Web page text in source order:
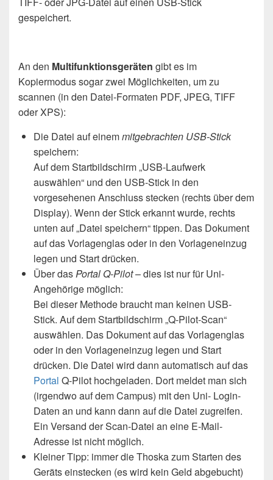
gespeichert.
An den Multifunktionsgeräten gibt es im
Kopiermodus sogar zwei Möglichkeiten, um zu
scannen (in den Datei-Formaten PDF, JPEG, TIFF
oder XPS):
Die Datei auf einemmitgebrachten USB-Stick
speichern:
Auf dem Startbildschirm „USB-Laufwerk
auswählen“ und den USB-Stick in den
vorgesehenen Anschluss stecken (rechts über dem
Display). Wenn der Stick erkannt wurde, rechts
unten auf „Datei speichern“ tippen. Das Dokument
auf das Vorlagenglas oder in den Vorlageneinzug
legen und Start drücken.
Über dasPortal Q-Pilot– dies ist nur für Uni-
Angehörige möglich:
Bei dieser Methode braucht man keinen USB-
Stick. Auf dem Startbildschirm „Q-Pilot-Scan“
auswählen. Das Dokument auf das Vorlagenglas
oder in den Vorlageneinzug legen und Start
drücken. Die Datei wird dann automatisch auf das
Portal Q-Pilot hochgeladen. Dort meldet man sich
(irgendwo auf dem Campus) mit den Uni- Login-
Daten an und kann dann auf die Datei zugreifen.
Ein Versand der Scan-Datei an eine E-Mail-
Adresse ist nicht möglich.
Kleiner Tipp: immer die Thoska zum Starten des
Geräts einstecken (es wird kein Geld abgebucht)